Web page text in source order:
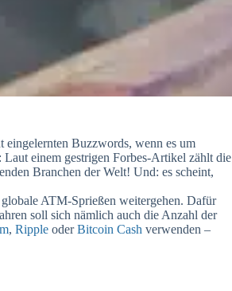
Buzzwords, wenn es um
einem gestrigen Forbes-Artikel zählt die
Branchen der Welt! Und: es scheint,
ATM-Sprießen weitergehen. Dafür
soll sich nämlich auch die Anzahl der
, Ripple oderBitcoin Cash verwenden –